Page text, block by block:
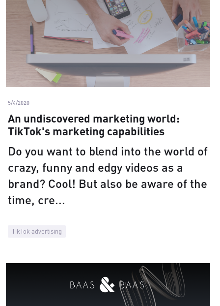
TikTok advertising
5/4/2020
An undiscovered marketing world:
TikTok's marketing capabilities
Do you want to blend into the world of
crazy, funny and edgy videos as a
brand? Cool! But also be aware of the
time, cre